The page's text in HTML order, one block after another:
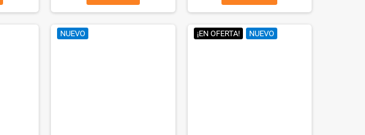
NUEVO ¡EN OFERTA! NUEVO